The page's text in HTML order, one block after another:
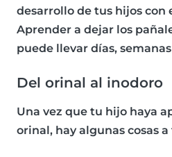
desarrollo de tus hijos con
Aprender a dejar los
puede llevar días,
Del orinal al inodoro
Una vez que tu hijo haya
orinal, hay algunas cosas